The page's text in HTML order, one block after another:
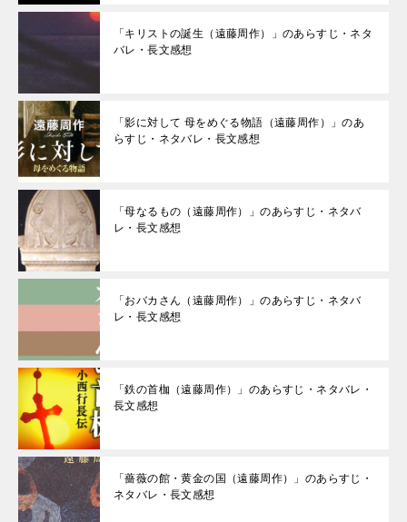
「キリストの誕生（遠藤周作）」のあらすじ・ネタ
バレ・長文感想
「影に対して 母をめぐる物語（遠藤周作）」のあ
らすじ・ネタバレ・長文感想
「母なるもの（遠藤周作）」のあらすじ・ネタバ
レ・長文感想
「おバカさん（遠藤周作）」のあらすじ・ネタバ
レ・長文感想
「鉄の首枷（遠藤周作）」のあらすじ・ネタバレ・
長文感想
「薔薇の館・黄金の国（遠藤周作）」のあらすじ・
ネタバレ・長文感想